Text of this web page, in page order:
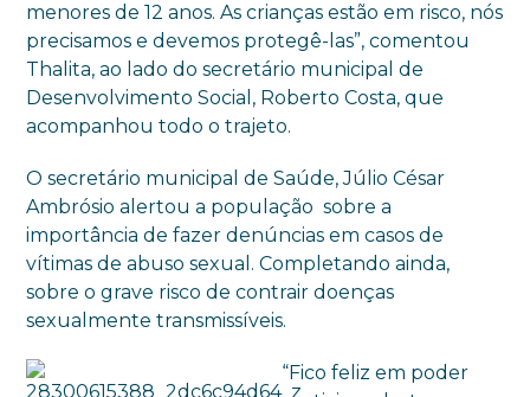
menores de 12 anos. As crianças estão em risco, nós
precisamos e devemos protegê-las”, comentou
Thalita, ao lado do secretário municipal de
Desenvolvimento Social, Roberto Costa, que
acompanhou todo o trajeto.
O secretário municipal de Saúde, Júlio César
Ambrósio alertou a população sobre a
importância de fazer denúncias em casos de
vítimas de abuso sexual. Completando ainda,
sobre o grave risco de contrair doenças
sexualmente transmissíveis.
“Fico feliz em poder